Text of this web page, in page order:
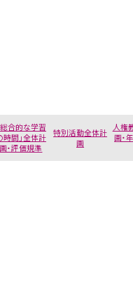
総合的な学習
時間」全体計
画・評価規準
特別活動全体計
画
人権
画・